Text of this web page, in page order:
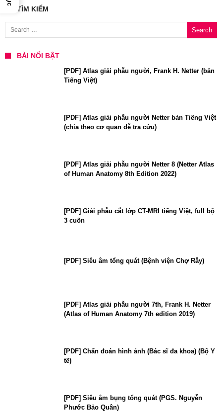
TÌM KIẾM
Search for:
BÀI NỔI BẬT
[PDF] Atlas giải phẫu người, Frank H. Netter (bản
Tiếng Việt)
[PDF] Atlas giải phẫu người Netter bản Tiếng Việt
(chia theo cơ quan dễ tra cứu)
[PDF] Atlas giải phẫu người Netter 8 (Netter Atlas
of Human Anatomy 8th Edition 2022)
[PDF] Giải phẫu cắt lớp CT-MRI tiếng Việt, full bộ
3 cuốn
[PDF] Siêu âm tổng quát (Bệnh viện Chợ Rẫy)
[PDF] Atlas giải phẫu người 7th, Frank H. Netter
(Atlas of Human Anatomy 7th edition 2019)
[PDF] Chẩn đoán hình ảnh (Bác sĩ đa khoa) (Bộ Y
tế)
[PDF] Siêu âm bụng tổng quát (PGS. Nguyễn
Phước Bảo Quân)